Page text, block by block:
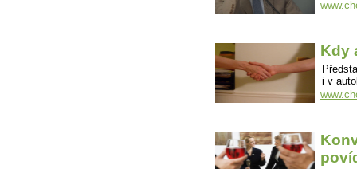
Kdy
i v